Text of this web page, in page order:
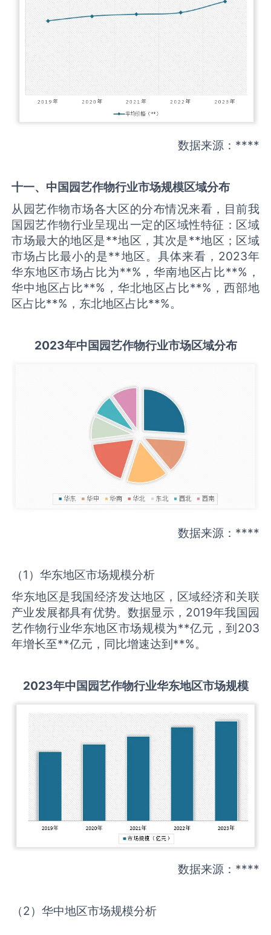
数据来源：****
十一、中国园艺作物行业市场规模区域分布
从园艺作物市场各大区的分布情况来看，目前我
国园艺作物行业呈现出一定的区域性特征：区域
市场最大的地区是**地区，其次是**地区；区域
市场占比最小的是**地区。具体来看，2023年
华东地区市场占比为**%，华南地区占比**%，
华中地区占比**%，华北地区占比**%，西部地
区占比**%，东北地区占比**%。
2023年中国园艺作物行业市场区域分布
数据来源：****
（1）华东地区市场规模分析
华东地区是我国经济发达地区，区域经济和关联
产业发展都具有优势。数据显示，2019年我国园
艺作物行业华东地区市场规模为**亿元，到203
年增长至**亿元，同比增速达到**%。
2023年中国园艺作物行业华东地区市场规模
数据来源：****
（2）华中地区市场规模分析